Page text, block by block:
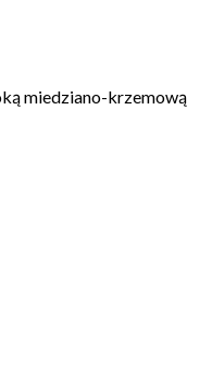
miedziano-krzemową